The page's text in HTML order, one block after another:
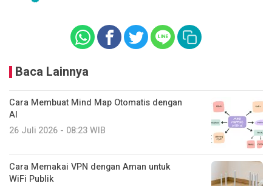
Baca Lainnya
Cara Membuat Mind Map Otomatis dengan
AI
26 Juli 2026 - 08:23 WIB
Cara Memakai VPN dengan Aman untuk
WiFi Publik